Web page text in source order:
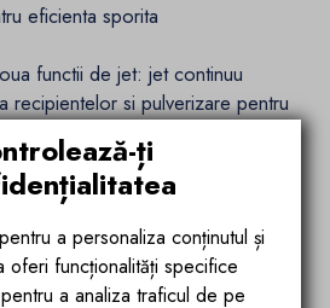
eficienta sporita
functii de jet: jet continuu
recipientelor si pulverizare pentru
versatila te ajuta sa
fiecare sarcina mai usoara.
de calitate superioara, bateria
o utilizare lina, prevenind
ți
a personaliza conținutul și
oferi funcționalități specifice
a analiza traficul de pe